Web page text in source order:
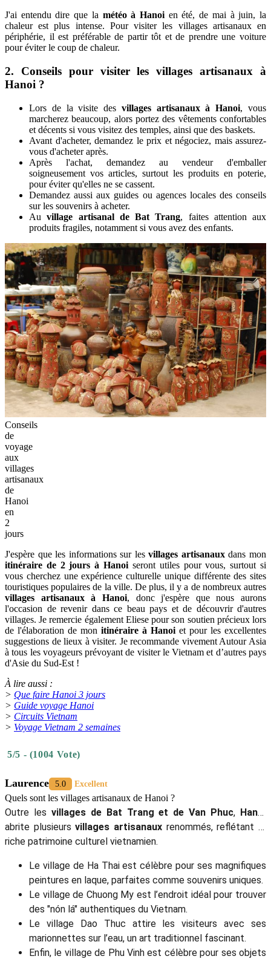
J'ai entendu dire que la météo à Hanoi en été, de mai à juin, la
chaleur est plus intense. Pour visiter les villages artisanaux en
périphérie, il est préférable de partir tôt et de prendre une voiture
pour éviter le coup de chaleur.
2. Conseils pour visiter les villages artisanaux à
Hanoi ?
Lors de la visite des villages artisanaux à Hanoi, vous
marcherez beaucoup, alors portez des vêtements confortables
et décents si vous visitez des temples, ainsi que des baskets.
Avant d'acheter, demandez le prix et négociez, mais assurez-
vous d'acheter après.
Après l'achat, demandez au vendeur d'emballer
soigneusement vos articles, surtout les produits en poterie,
pour éviter qu'elles ne se cassent.
Demandez aussi aux guides ou agences locales des conseils
sur les souvenirs à acheter.
Auvillage artisanal de Bat Trang, faites attention aux
produits fragiles, notamment si vous avez des enfants.
Conseils
de
voyage
aux
villages
artisanaux
de
Hanoi
en
2
jours
J'espère que les informations sur lesvillages artisanauxdans mon
itinéraire de 2 jours à Hanoi seront utiles pour vous, surtout si
vous cherchez une expérience culturelle unique différente des sites
touristiques populaires de la ville. De plus, il y a de nombreux autres
villages artisanaux à Hanoi, donc j'espère que nous aurons
l'occasion de revenir dans ce beau pays et de découvrir d'autres
villages. Je remercie également Eliese pour son soutien précieux lors
de l'élaboration de mon itinéraire à Hanoi et pour les excellentes
suggestions de lieux à visiter. Je recommande vivement Autour Asia
à tous les voyageurs prévoyant de visiter le Vietnam et d’autres pays
d'Asie du Sud-Est !
À lire aussi :
> Que faire Hanoi 3 jours
> Guide voyage Hanoi
> Circuits Vietnam
> Voyage Vietnam 2 semaines
5/5 - (1004 Vote)
Laurence 5.0 Excellent
Quels sont les villages artisanaux de Hanoi ?
Outre les villages de Bat Trang et de Van Phuc, Hanoi
abrite plusieursvillages artisanaux renommés, reflétant le
riche patrimoine culturel vietnamien.
Le village de Ha Thai est célèbre pour ses magnifiques
peintures en laque, parfaites comme souvenirs uniques.
Le village de Chuong My est l’endroit idéal pour trouver
des "nón lá" authentiques du Vietnam.
Le village Dao Thuc attire les visiteurs avec ses
marionnettes sur l’eau, un art traditionnel fascinant.
Enfin, le village de Phu Vinh est célèbre pour ses objets